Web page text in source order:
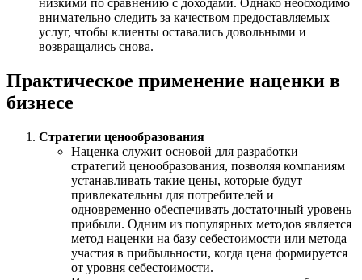
внимательно следить за качеством предоставляемых
услуг, чтобы клиенты оставались довольными и
возвращались снова.
Практическое применение наценки в
бизнесе
Стратегии ценообразования
Наценка служит основой для разработки
стратегий ценообразования, позволяя компаниям
устанавливать такие цены, которые будут
привлекательны для потребителей и
одновременно обеспечивать достаточный уровень
прибыли. Одним из популярных методов является
метод наценки на базу себестоимости или метода
участия в прибыльности, когда цена формируется
от уровня себестоимости.